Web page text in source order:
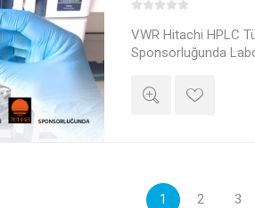
VWR Hitachi HPLC
Sponsorluğunda
1 2 3